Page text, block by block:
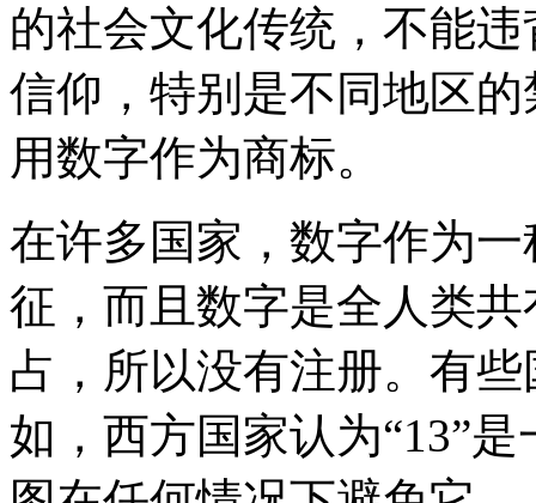
的社会文化传统，不能
信仰，特别是不同地区
用数字作为商标。
在许多国家，数字作为
征，而且数字是全人类
占，所以没有注册。有
如，西方国家认为“13”